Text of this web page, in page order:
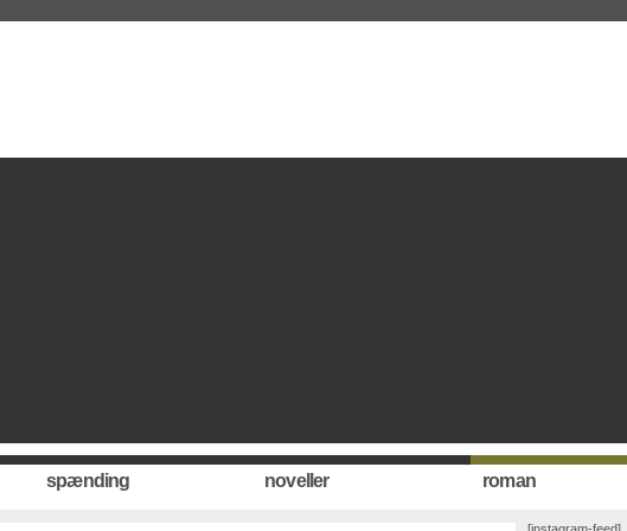
spænding noveller roman